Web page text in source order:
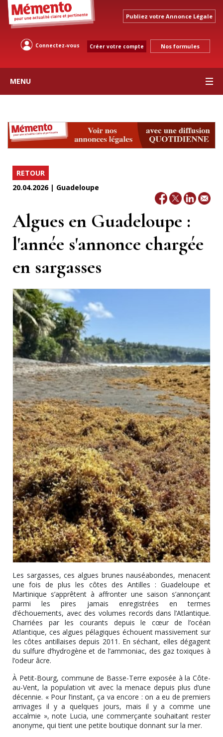
Publiez votre Annonce Légale
Connectez-vous Créer votre compte Nos formules
MENU
RETOUR
20.04.2026 | Guadeloupe
Algues en Guadeloupe :
l'année s'annonce chargée
en sargasses
Les sargasses, ces algues brunes nauséabondes, menacent
une fois de plus les côtes des Antilles : Guadeloupe et
Martinique s’apprêtent à affronter une saison s’annonçant
parmi les pires jamais enregistrées en termes
d’échouements, avec des volumes records dans l’Atlantique.
Charriées par les courants depuis le cœur de l’océan
Atlantique, ces algues pélagiques échouent massivement sur
les côtes antillaises depuis 2011. En séchant, elles dégagent
du sulfure d’hydrogène et de l’ammoniac, des gaz toxiques à
l’odeur âcre.
À Petit-Bourg, commune de Basse-Terre exposée à la Côte-
au-Vent, la population vit avec la menace depuis plus d’une
décennie. « Pour l’instant, ça va encore : on a eu de premiers
arrivages il y a quelques jours, mais il y a comme une
accalmie », note Lucia, une commerçante souhaitant rester
anonyme, qui tient une petite boutique donnant sur la mer.